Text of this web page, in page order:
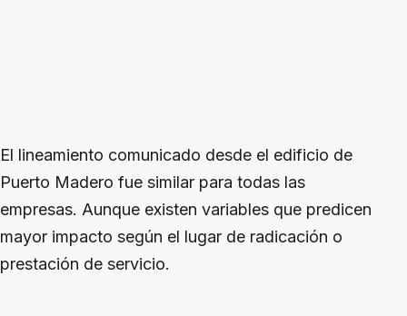
El lineamiento comunicado desde el edificio de
Puerto Madero fue similar para todas las
empresas. Aunque existen variables que predicen
mayor impacto según el lugar de radicación o
prestación de servicio.